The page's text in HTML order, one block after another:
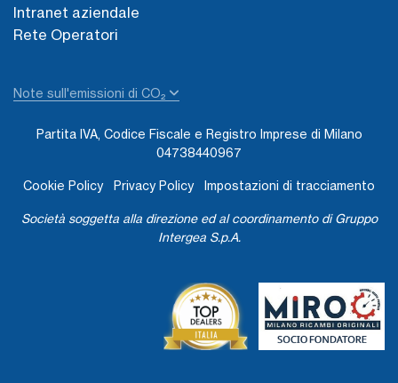
Intranet aziendale
Rete Operatori
Note sull'emissioni di CO₂
Partita IVA, Codice Fiscale e Registro Imprese di Milano
04738440967
Cookie Policy Privacy Policy Impostazioni di tracciamento
Società soggetta alla direzione ed al coordinamento di Gruppo
Intergea S.p.A.